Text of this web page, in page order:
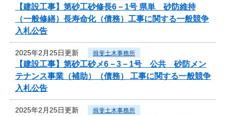
【建設工事】第砂工砂修長6－1号 県単 砂防維持
（一般修繕）長寿命化（債務）工事に関する一般競争
入札公告
2025年2月25日更新 揖斐土木事務所
【建設工事】第砂工砂メ6－3－1号 公共 砂防メン
テナンス事業（補助）（債務） 工事に関する一般競争
入札公告
2025年2月25日更新 揖斐土木事務所